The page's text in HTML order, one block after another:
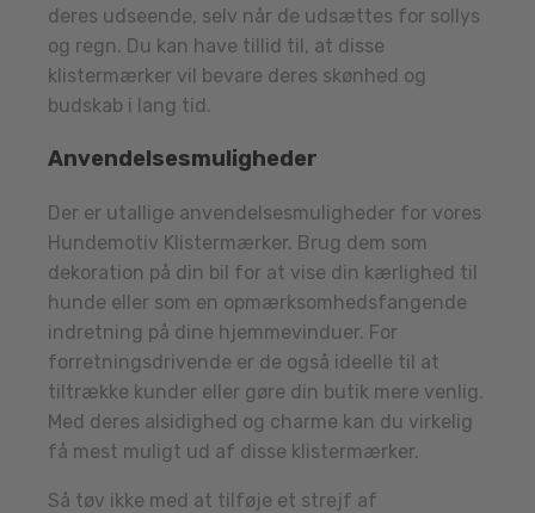
deres udseende, selv når de udsættes for sollys
og regn. Du kan have tillid til, at disse
klistermærker vil bevare deres skønhed og
budskab i lang tid.
Anvendelsesmuligheder
Der er utallige anvendelsesmuligheder for vores
Hundemotiv Klistermærker. Brug dem som
dekoration på din bil for at vise din kærlighed til
hunde eller som en opmærksomhedsfangende
indretning på dine hjemmevinduer. For
forretningsdrivende er de også ideelle til at
tiltrække kunder eller gøre din butik mere venlig.
Med deres alsidighed og charme kan du virkelig
få mest muligt ud af disse klistermærker.
Så tøv ikke med at tilføje et strejf af